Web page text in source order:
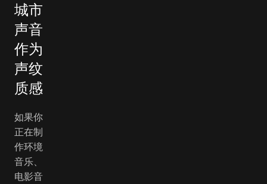
城市
声音
作为
声纹
质感
如果你
正在制
作环境
音乐、
电影音